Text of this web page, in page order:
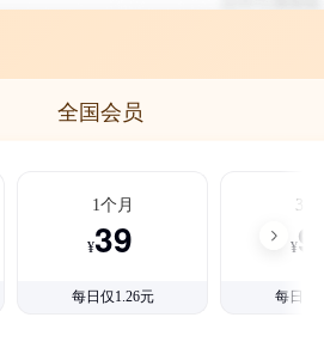
全国会员
1个月
¥39
每日仅1.26元
3个
¥99
每日仅